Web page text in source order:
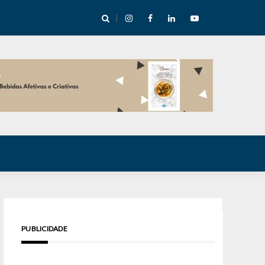
abre mentoria de storytelling com 10 vagas
PUBLICIDADE